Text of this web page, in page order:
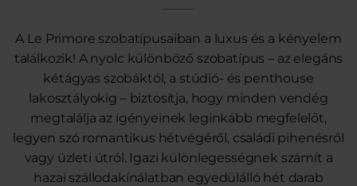
A Le Primore szobatípusaiban a luxus és a kényelem
találkozik! A nyolc különböző szobatípus – az elegáns
kétágyas szobáktól, a stúdió- és penthouse
lakosztályokig – biztosítja, hogy minden vendég
megtalálja az igényeinek leginkább megfelelőt,
legyen szó romantikus hétvégéről, családi pihenésről
vagy üzleti útról. Igazi különlegességnek számít a
hazai szállodakínálatban egyedülálló hét darab